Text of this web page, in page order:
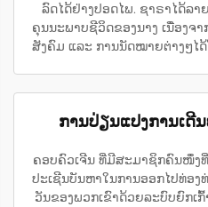
ລົດໄດ້ຢ່າງປອດໄພ. ຊາຣາໄດ້ລ
ຄຸນນະພາບຊີວິດຂອງນາງ ເນື່ອງຈ
ສັງຄົມ ແລະ ການນັດໝາຍຕ່າງໆໄ
ການປ່ຽນແປງການເດີ
ຄອບຄົວເຈີນ ທີ່ມີສະມາຊິກຄົນໜຶ່ງ
ປະເຊີນບັນຫາໃນການອອກໄປທ່ອ
ວັນຂອງພວກເຂົາດ້ວຍລະບົບຍົກເ